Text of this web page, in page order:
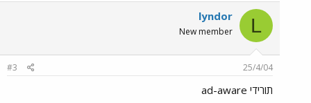
L
lyndor
New member
25/4/04
#3
תורידי ad-aware